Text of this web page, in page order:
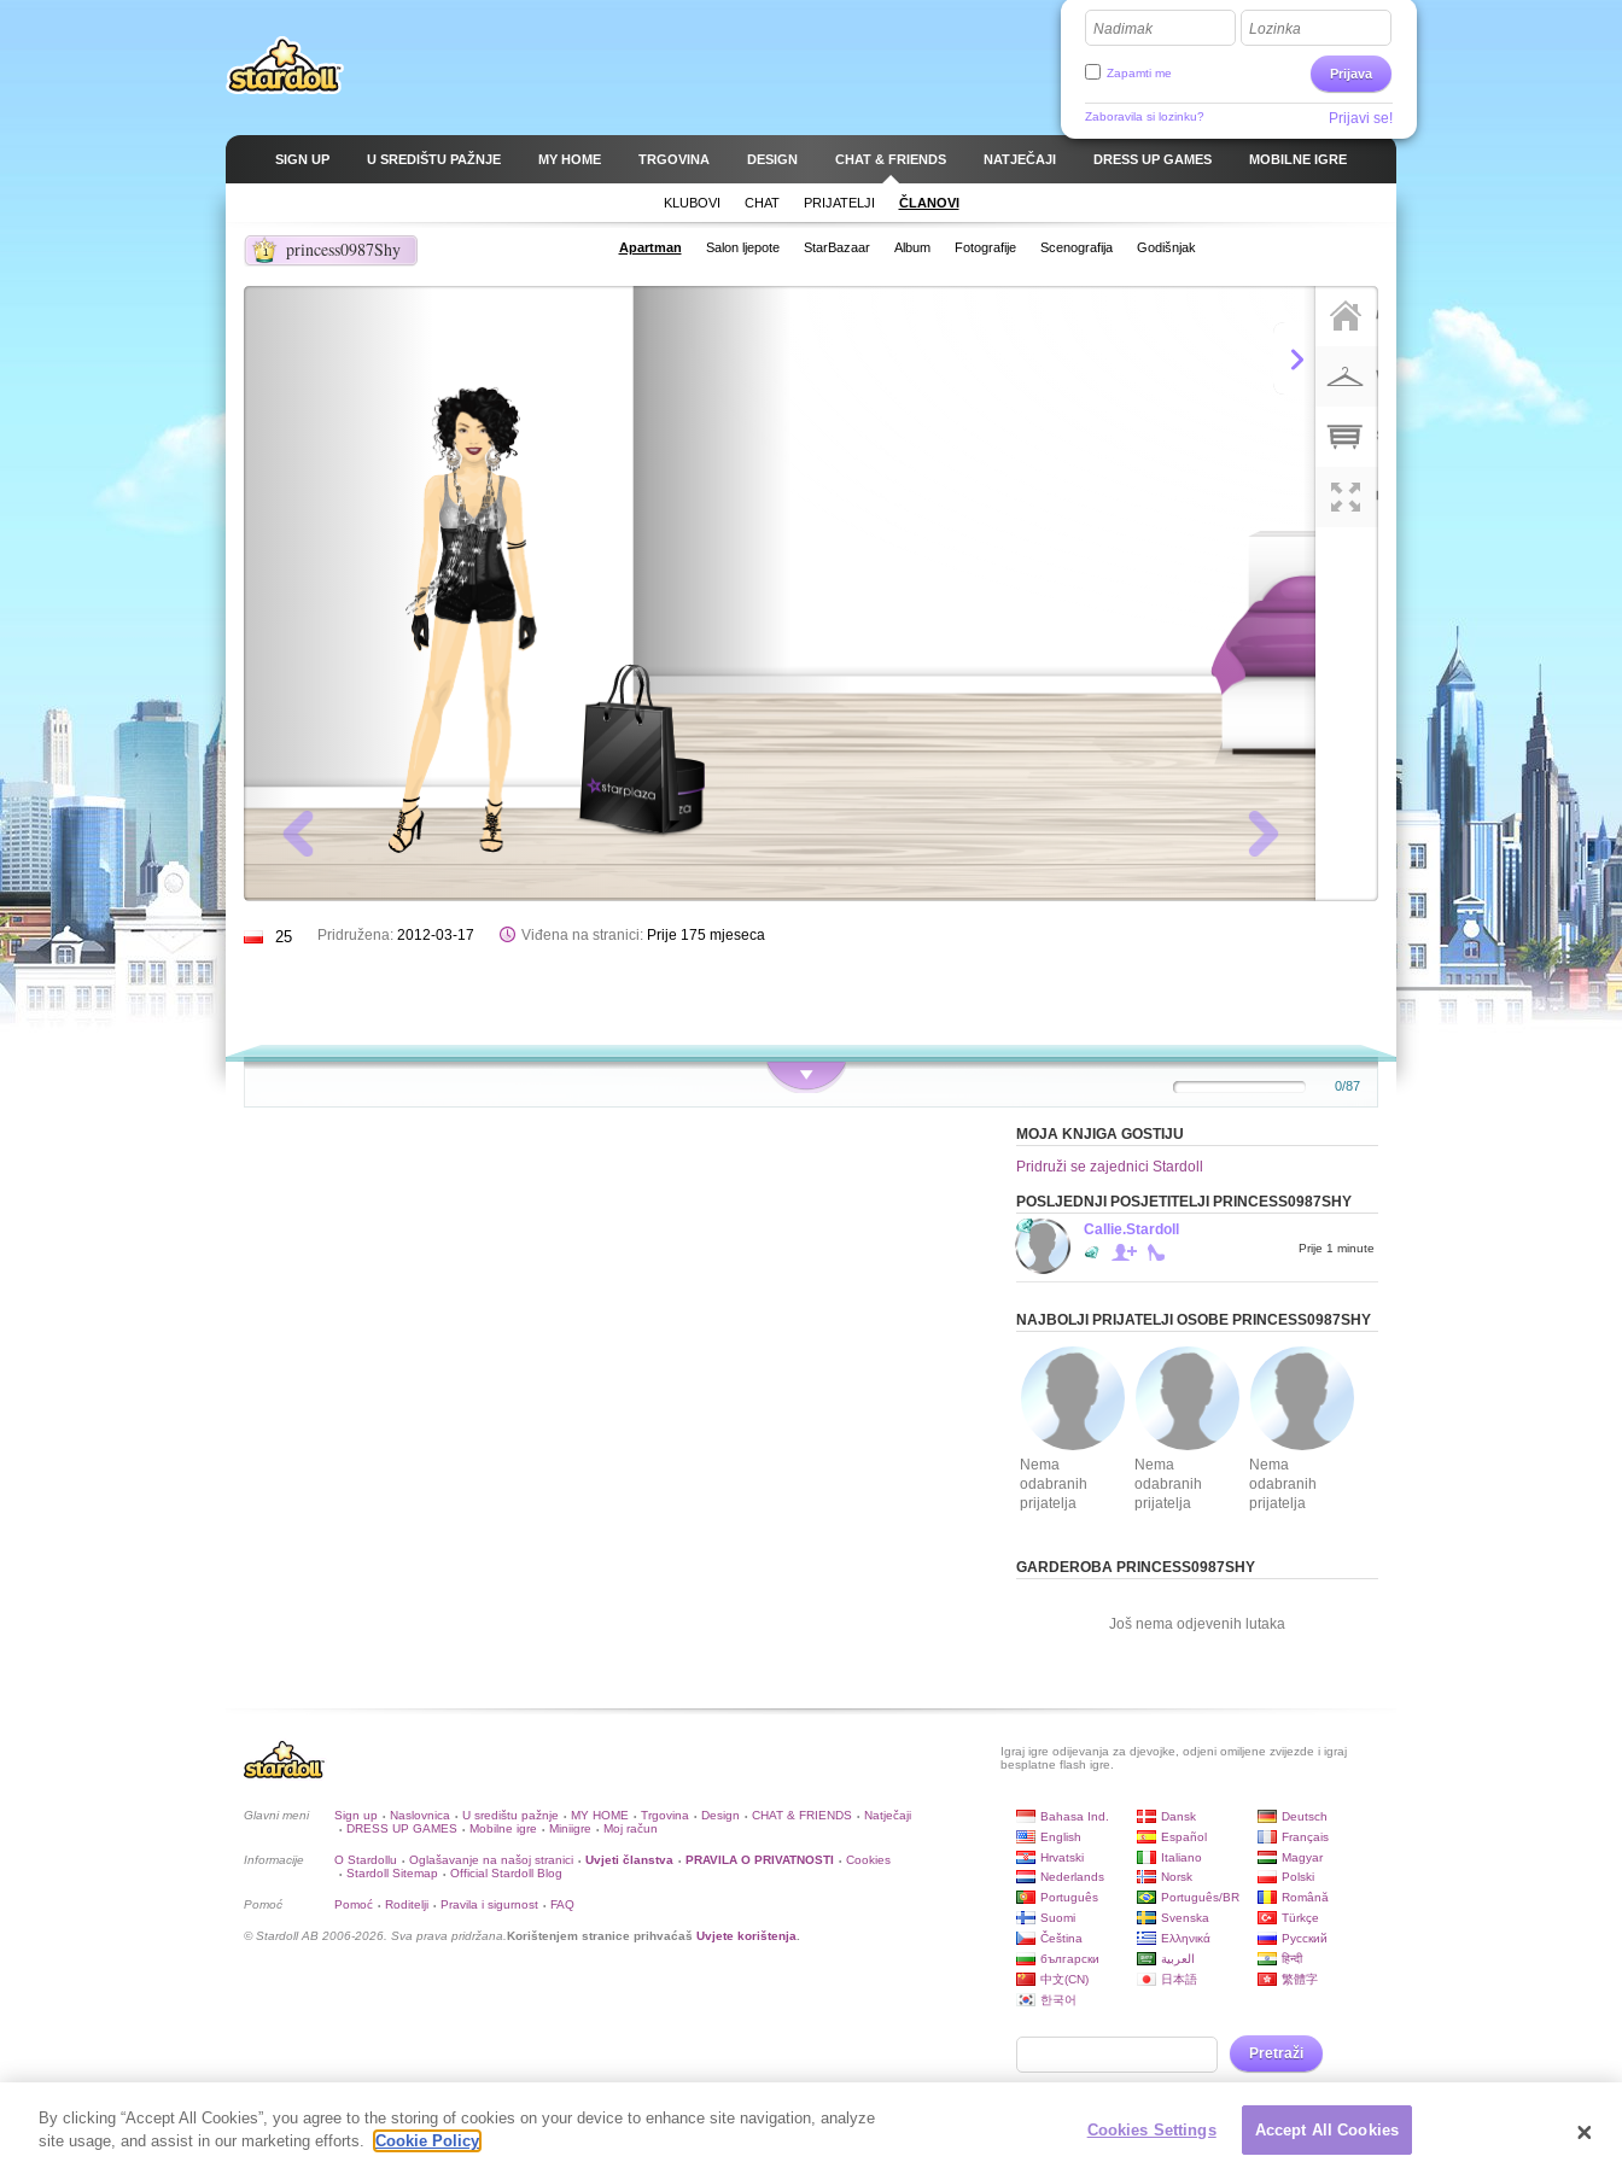
Nadimak Lozinka
Prijava
Zapamti me
Zaboravila si lozinku? Prijavi se!
SIGN UP U SREDIŠTU PAŽNJE MY HOME TRGOVINA DESIGN CHAT & FRIENDS NATJEČAJI DRESS UP GAMES MOBILNE IGRE
KLUBOVI CHAT PRIJATELJI ČLANOVI
princess0987Shy
1 Apartman Salon ljepote StarBazaar Album Fotografije Scenografija Godišnjak
25 Pridružena: 2012-03-17 Viđena na stranici: Prije 175 mjeseca
0/87
MOJA KNJIGA GOSTIJU
Pridruži se zajednici Stardoll
POSLJEDNJI POSJETITELJI PRINCESS0987SHY
Callie.Stardoll
Prije 1 minute
NAJBOLJI PRIJATELJI OSOBE PRINCESS0987SHY
Nema
odabranih
prijatelja
Nema
odabranih
prijatelja
Nema
odabranih
prijatelja
GARDEROBA PRINCESS0987SHY
Još nema odjevenih lutaka
Igraj igre odijevanja za djevojke, odjeni omiljene zvijezde i igraj
besplatne flash igre.
Glavni meni Sign up • Naslovnica • U središtu pažnje • MY HOME • Trgovina • Design • CHAT & FRIENDS • Natječaji
• DRESS UP GAMES • Mobilne igre • Miniigre • Moj račun
Informacije O Stardollu • Oglašavanje na našoj stranici • Uvjeti članstva • PRAVILA O PRIVATNOSTI • Cookies
• Stardoll Sitemap • Official Stardoll Blog
Pomoć Pomoć • Roditelji • Pravila i sigurnost • FAQ
© Stardoll AB 2006-2026. Sva prava pridržana. Korištenjem stranice prihvaćaš Uvjete korištenja
Bahasa Ind. Dansk
Deutsch
English
Español
Français
Hrvatski
Italiano
Magyar
Nederlands
Norsk
Polski
Português
Português/BR
Română
Suomi
Svenska
Türkçe
Čeština
Ελληνικά
Русский
български
العربية
हिन्दी
中文(CN)
日本語
繁體字
한국어
Pretraži
By clicking “Accept All Cookies”, you agree to the storing of cookies on your device to enhance site navigation, analyze
site usage, and assist in our marketing efforts.
Cookie Policy
Cookies Settings Accept All Cookies